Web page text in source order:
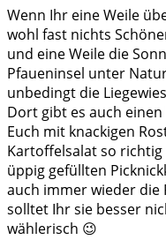
Wenn Ihr eine Weile
wohl fast nichts
und eine Weile die
Pfaueninsel unter
unbedingt die
Dort gibt es auch einen
Euch mit knackigen
Kartoffelsalat so
üppig gefüllten
auch immer wieder die
solltet Ihr sie besser
wählerisch 😉